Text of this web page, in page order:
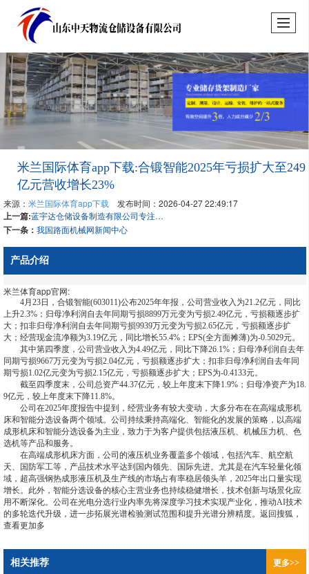
米兰国际体育app下载:合锻智能2025年亏损扩大至249
亿元营收增长23%
来源： 米兰国际体育app下载 发布时间：2026-04-27 22:49:17
上一篇: 蓝宇达仓储设备制造有限公司专注布匹堆垛架生产制造
下一条： 我国路面机械网新闻中心
产品介绍
米兰体育app官网:
4月23日，合锻智能(603011)公布2025年年报，公司营业收入为21.2亿元，同比
上升2.3%；归母净利润自去年同期亏损8899万元变为亏损2.49亿元，亏损额逐步扩
大；扣非归母净利润自去年同期亏损9939万元变为亏损2.65亿元，亏损额逐步扩
大；经营现金流净额为3.19亿元，同比增长55.4%；EPS(全方面摊薄)为-0.5029元。
其中第四季度，公司营业收入为4.49亿元，同比下降26.1%；归母净利润自去年
同期亏损9667万元变为亏损2.04亿元，亏损额逐步扩大；扣非归母净利润自去年同
期亏损1.02亿元变为亏损2.15亿元，亏损额逐步扩大；EPS为-0.4133元。
截至四季度末，公司总资产44.37亿元，较上年度末下降1.9%；归母净资产为18.
9亿元，较上年度末下降11.8%。
公司在2025年度报告中提到，经营业务有较大变动，大多分布在在高端成形机
床和智能分选设备两个领域。公司持续秉持高端化、智能化的发展的策略，以高端
成形机床和智能分选设备为主业，致力于为客户提供包括液压机、机械压力机、色
选机等产品和服务。
在高端成形机床方面，公司的液压机业务覆盖多个领域，包括汽车、航空航
天、国防军工等，产品技术水平达到国内领先、国际先进。尤其是在汽车轻量化领
域，超高强钢热成形液压机及生产线的市场占有率稳居领头羊，2025年出口量实现
增长。此外，智能分选设备的核心主营业务也持续稳健增长，技术创新与场景化应
用不断深化。公司在光电分选行业内率先将深度学习技术实现产业化，推动AI技术
的多轮迭代升级，进一步拓展光谱检验测试范围和提升光谱分辨精度。返回搜狐，
查看更加多
相关推荐 更多>>